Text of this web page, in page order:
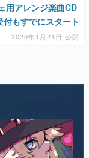
用アレンジ楽曲CD
もすでにスタート
2020年1月21日 公開